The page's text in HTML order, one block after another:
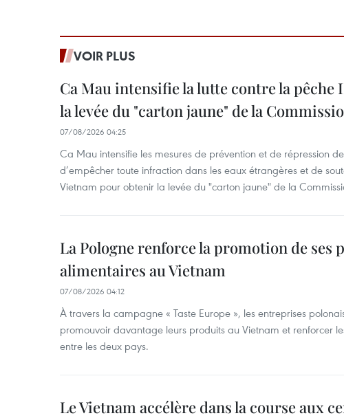
VOIR PLUS
Ca Mau intensifie la lutte contre la pêche
la levée du "carton jaune" de la
07/08/2026 04:25
Ca Mau intensifie les mesures de prévention et de répression
d’empêcher toute infraction dans les eaux étrangères et de
Vietnam pour obtenir la levée du "carton jaune" de la
La Pologne renforce la promotion de ses
alimentaires au Vietnam
07/08/2026 04:12
À travers la campagne « Taste Europe », les entreprises
promouvoir davantage leurs produits au Vietnam et renforcer
entre les deux pays.
Le Vietnam accélère dans la course aux